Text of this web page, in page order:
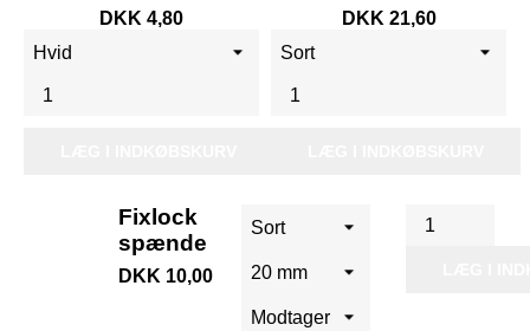
Pris
DKK 4,80
Pris
DKK 21,60
Fixlock
spænde
DKK 10,00